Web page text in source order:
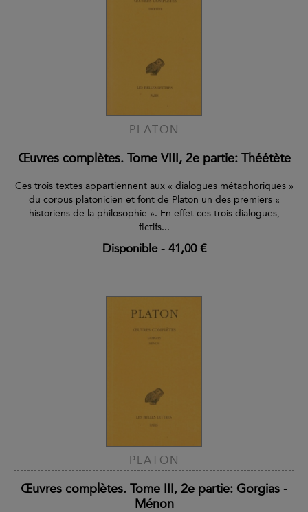
PLATON
Œuvres complètes. Tome VIII, 2e partie: Théétète
Ces trois textes appartiennent aux « dialogues métaphoriques »
du corpus platonicien et font de Platon un des premiers «
historiens de la philosophie ». En effet ces trois dialogues,
fictifs...
Disponible- 41,00 €
PLATON
Œuvres complètes. Tome III, 2e partie: Gorgias -
Ménon